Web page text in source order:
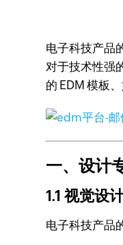
电子科技产品
对于技术性强
的 EDM 模板
一、设计
1.1 视觉设
电子科技产品